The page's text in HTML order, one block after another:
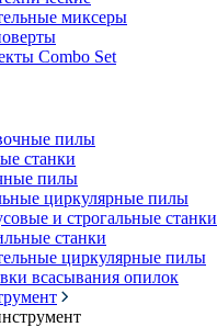
миксеры
Combo Set
пилы
станки
пилы
циркулярные пилы
и строгальные станки
станки
циркулярные пилы
всасывания опилок